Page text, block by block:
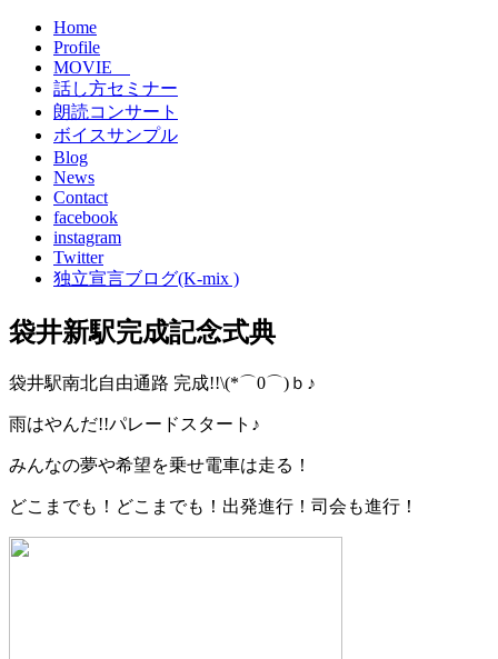
Home
Profile
MOVIE
話し方セミナー
朗読コンサート
ボイスサンプル
Blog
News
Contact
facebook
instagram
Twitter
独立宣言ブログ(K-mix )
袋井新駅完成記念式典
袋井駅南北自由通路 完成!!\(*⌒0⌒)ｂ♪
雨はやんだ!!パレードスタート♪
みんなの夢や希望を乗せ電車は走る！
どこまでも！どこまでも！出発進行！司会も進行！